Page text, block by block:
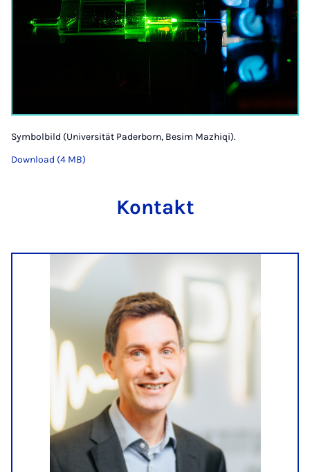
Symbolbild (Universität Paderborn, Besim Mazhiqi).
Download (4 MB)
Kontakt